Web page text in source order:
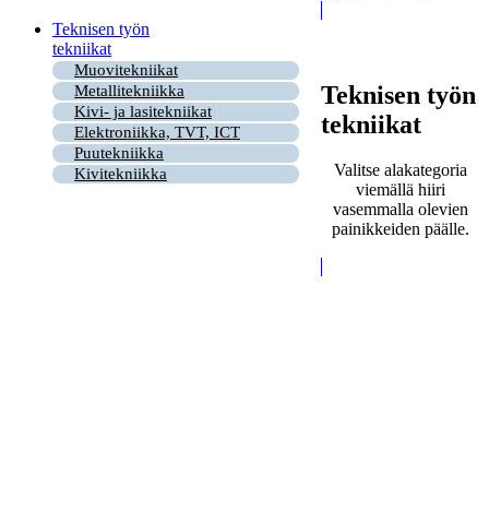
Teknisen työn
tekniikat
Muovitekniikat
Metallitekniikka
Kivi- ja lasitekniikat
Elektroniikka, TVT, ICT
Puutekniikka
Kivitekniikka
Teknisen työn
tekniikat
Valitse alakategoria
viemällä hiiri
vasemmalla olevien
painikkeiden päälle.